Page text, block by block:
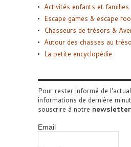
Activités enfants et familles
Escape games & escape
Chasseurs de trésors &
Autour des chasses au
La petite encyclopédie
Pour rester informé de
informations de dernière
souscrire à notre newsletter
Email